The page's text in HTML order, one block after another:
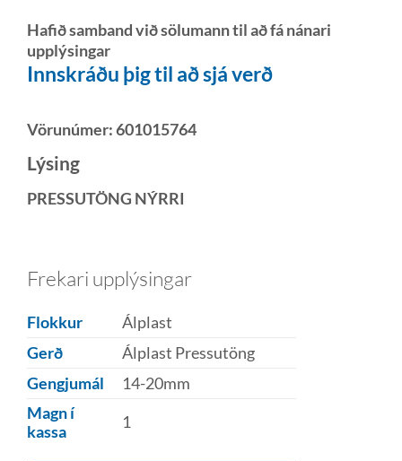
Hafið samband við sölumann til að fá nánari
upplýsingar
Innskráðu þig til að sjá verð
Vörunúmer:601015764
Lýsing
PRESSUTÖNG NÝRRI
Frekari upplýsingar
Flokkur
Álplast
Gerð
Álplast Pressutöng
Gengjumál
14-20mm
Magn í
kassa
1